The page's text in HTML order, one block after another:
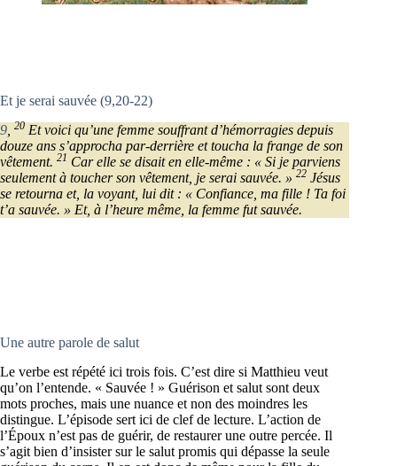
Et je serai sauvée (9,20-22)
9 20 Et voici qu’une femme souffrant d’hémorragies depuis
douze ans s’approcha par-derrière et toucha la frange de son
vêtement. 21 Car elle se disait en elle-même : « Si je parviens
seulement à toucher son vêtement, je serai sauvée. » 22 Jésus
se retourna et, la voyant, lui dit : « Confiance, ma fille ! Ta foi
t’a sauvée. » Et, à l’heure même, la femme fut sauvée.
Une autre parole de salut
Le verbe est répété ici trois fois. C’est dire si Matthieu veut
qu’on l’entende. « Sauvée ! » Guérison et salut sont deux
mots proches, mais une nuance et non des moindres les
distingue. L’épisode sert ici de clef de lecture. L’action de
l’Époux n’est pas de guérir, de restaurer une outre percée. Il
s’agit bien d’insister sur le salut promis qui dépasse la seule